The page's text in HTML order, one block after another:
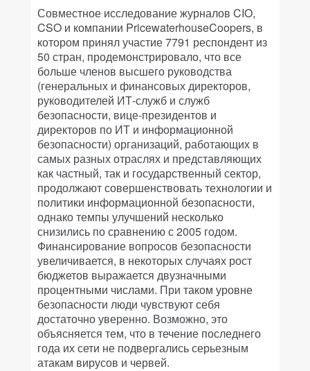
Совместное исследование журналов CIO,
CSO и компании PricewaterhouseCoopers, в
котором принял участие 7791 респондент из
50 стран, продемонстрировало, что все
больше членов высшего руководства
(генеральных и финансовых директоров,
руководителей ИТ-служб и служб
безопасности, вице-президентов и
директоров по ИТ и информационной
безопасности) организаций, работающих в
самых разных отраслях и представляющих
как частный, так и государственный сектор,
продолжают совершенствовать технологии и
политики информационной безопасности,
однако темпы улучшений несколько
снизились по сравнению с 2005 годом.
Финансирование вопросов безопасности
увеличивается, в некоторых случаях рост
бюджетов выражается двузначными
процентными числами. При таком уровне
безопасности люди чувствуют себя
достаточно уверенно. Возможно, это
объясняется тем, что в течение последнего
года их сети не подвергались серьезным
атакам вирусов и червей.